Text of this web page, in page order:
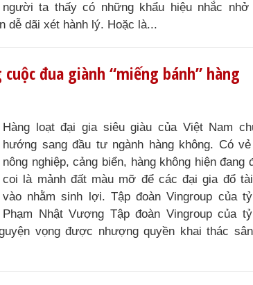
người ta thấy có những khẩu hiệu nhắc nhở
dễ dãi xét hành lý. Hoặc là...
đua giành “miếng bánh” hàng
Hàng loạt đại gia siêu giàu của Việt Nam
hướng sang đầu tư ngành hàng không. Có
nông nghiệp, cảng biển, hàng không hiện đang
coi là mảnh đất màu mỡ để các đại gia đổ
vào nhằm sinh lợi. Tập đoàn Vingroup của
Phạm Nhật Vượng Tập đoàn Vingroup của
vọng được nhượng quyền khai thác